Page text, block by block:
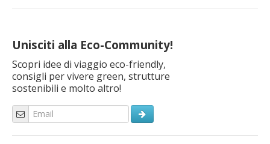
Unisciti alla Eco-Community!
Scopri idee di viaggio eco-friendly,
consigli per vivere green, strutture
sostenibili e molto altro!